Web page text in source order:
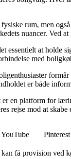
rum, men
nuancer.
essentielt at holde
med
er både
er en platform for
rejse mod at skabe
YouTube Pinterest
få provision ved